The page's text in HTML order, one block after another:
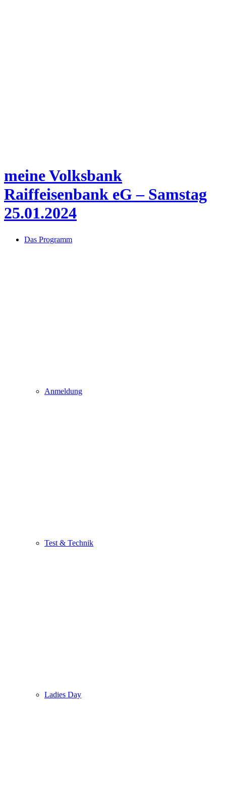
Das Programm
Anmeldung
Test & Technik
Ladies Day
meine Volksbank
Raiffeisenbank eG – Samstag
25.01.2024